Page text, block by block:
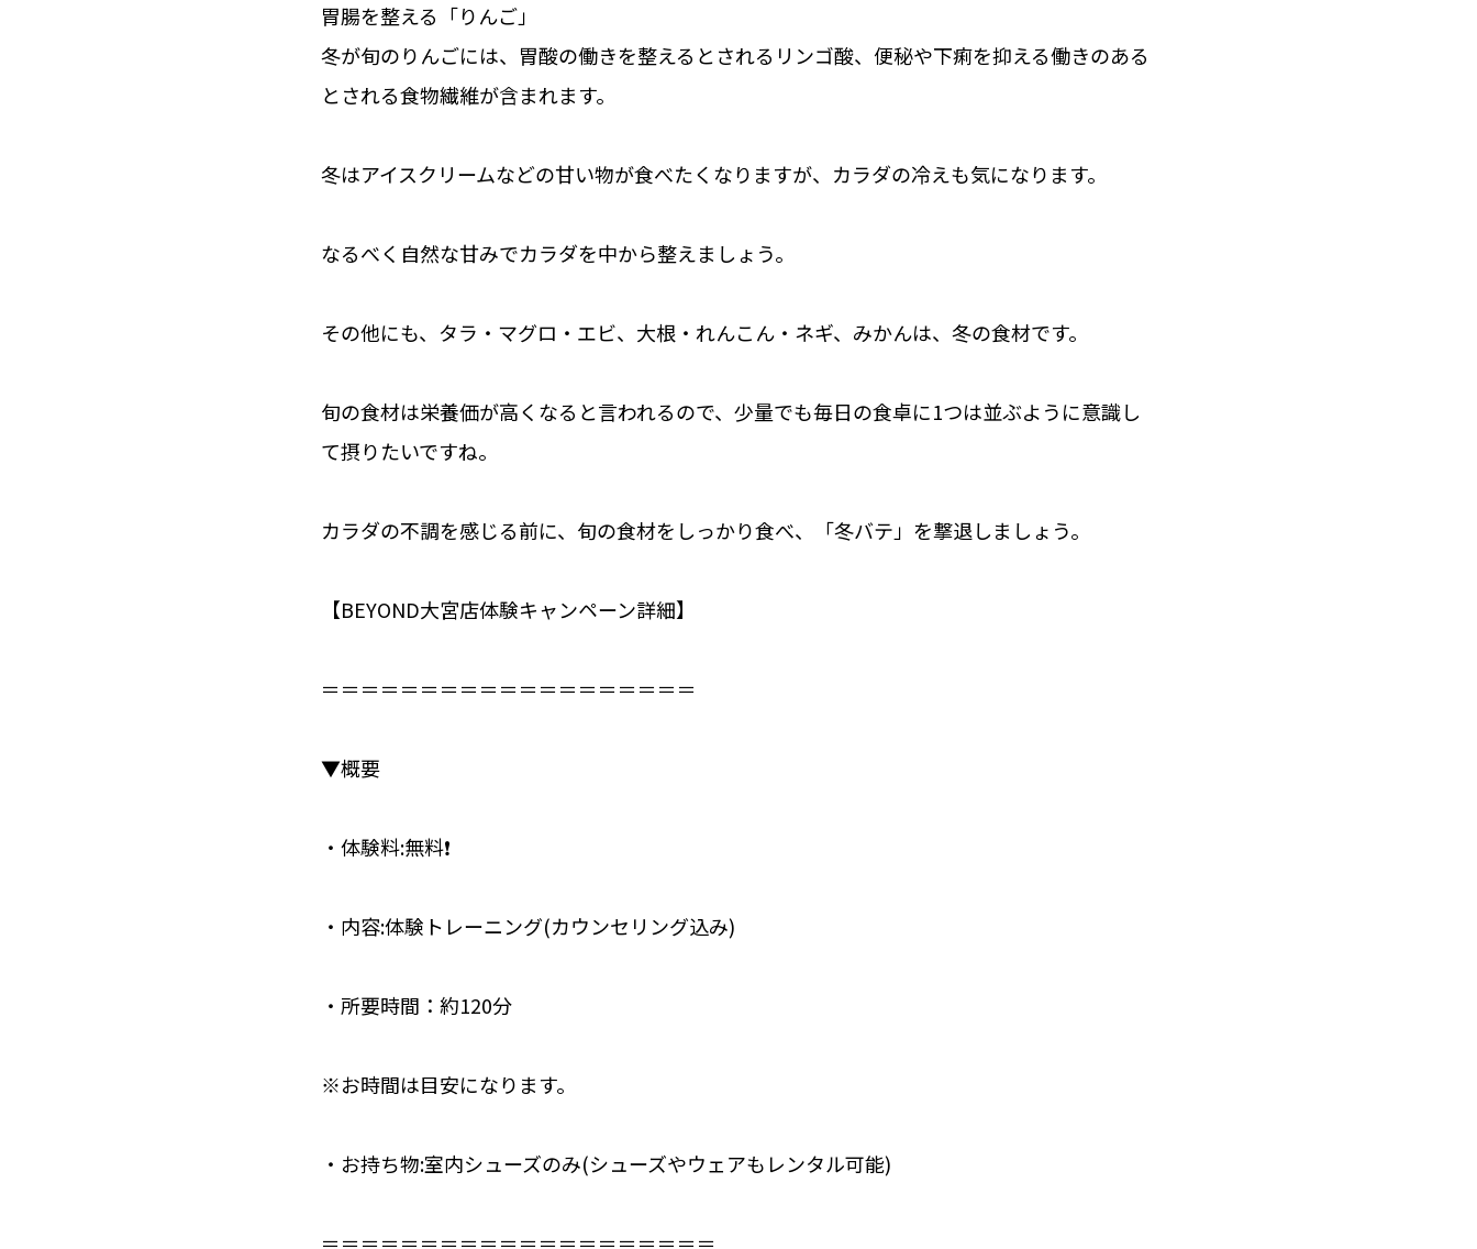
胃腸を整える「りんご」
冬が旬のりんごには、胃酸の働きを整えるとされるリンゴ酸、便秘や下痢を抑える働きのある
とされる食物繊維が含まれます。
冬はアイスクリームなどの甘い物が食べたくなりますが、カラダの冷えも気になります。
なるべく自然な甘みでカラダを中から整えましょう。
その他にも、タラ・マグロ・エビ、大根・れんこん・ネギ、みかんは、冬の食材です。
旬の食材は栄養価が高くなると言われるので、少量でも毎日の食卓に1つは並ぶように意識し
て摂りたいですね。
カラダの不調を感じる前に、旬の食材をしっかり食べ、「冬バテ」を撃退しましょう。
【BEYOND大宮店体験キャンペーン詳細】⁣
＝＝＝＝＝＝＝＝＝＝＝＝＝＝＝＝＝＝＝⁣
▼概要⁣
・体験料:無料❗️
・内容:体験トレーニング(カウンセリング込み)
・所要時間：約120分
※お時間は目安になります。
・お持ち物:室内シューズのみ⁣(シューズやウェアもレンタル可能)
＝＝＝＝＝＝＝＝＝＝＝＝＝＝＝＝＝＝＝＝⁣